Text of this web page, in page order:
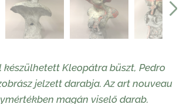
készülhetett Kleopátra büszt, Pedro
jelzett darabja. Az art nouveau
magán viselő darab.